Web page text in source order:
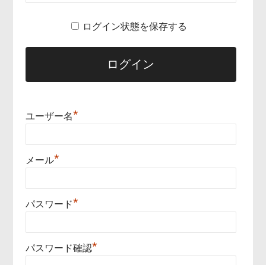
ログイン状態を保存する
ユーザー名*
メール*
パスワード*
パスワード確認*